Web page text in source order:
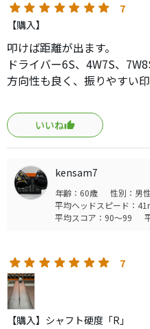
7
【購入】
叩けば距離が出ます。
ドライバー6S、4W7S、
方向性も良く、振りやすい印
ベンタスより捕まらない印象
とても良いシャフトだと思い
いいね
kensam7
年齢：60歳 性別：男性
平均ヘッドスピード：
平均スコア：90～99
7
【購入】シャフト硬度「R」